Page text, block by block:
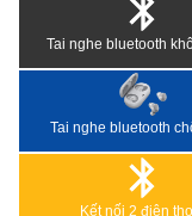
Tai nghe bluetooth
Tai nghe bluetooth
Kết nối 2 điện